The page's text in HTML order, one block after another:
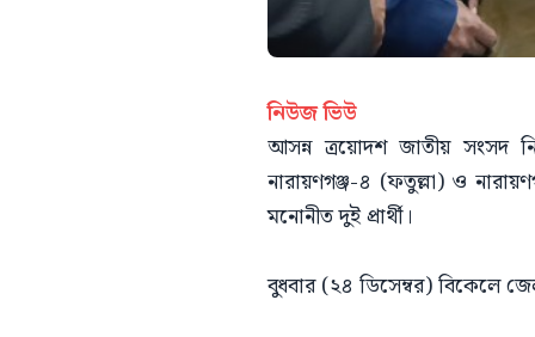
নিউজ ভিউ
আসন্ন ত্রয়োদশ জাতীয় সংসদ
নারায়ণগঞ্জ-৪ (ফতুল্লা) ও
মনোনীত দুই প্রার্থী।
বুধবার (২৪ ডিসেম্বর) বিকেলে